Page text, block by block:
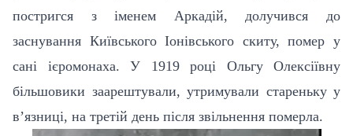
постригся з іменем Аркадій,долучився до
заснування Київського Іонівського скиту, помер у
сані ієромонаха. У 1919 році Ольгу Олексіївну
більшовики заарештували, утримували стареньку у
в’язниці, на третій день після звільнення померла.